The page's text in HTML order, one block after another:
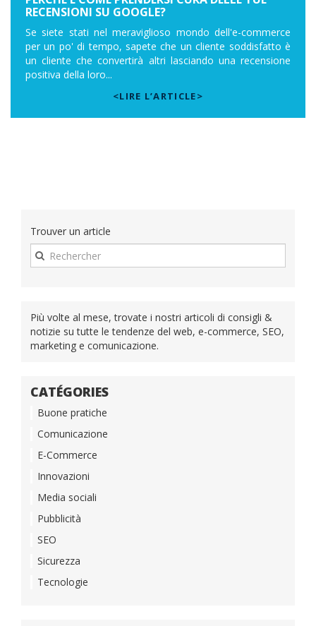
RECENSIONI SU GOOGLE?
Se siete stati nel meraviglioso mondo dell'e-commerce
per un po' di tempo, sapete che un cliente soddisfatto è
un cliente che convertirà altri lasciando una recensione
positiva della loro...
<LIRE L’ARTICLE>
Trouver un article
Più volte al mese, trovate i nostri articoli di consigli &
notizie su tutte le tendenze del web, e-commerce, SEO,
marketing e comunicazione.
CATÉGORIES
Buone pratiche
Comunicazione
E-Commerce
Innovazioni
Media sociali
Pubblicità
SEO
Sicurezza
Tecnologie